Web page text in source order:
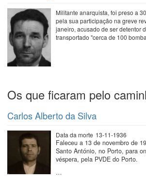
Militante anarquista, foi preso a
pela sua participação na greve
janeiro, acusado de ser detentor
transportado "cerca de 100
Paginação
Os que ficaram pelo
Carlos Alberto da Silva
Data da morte 13-11-1936
Faleceu a 13 de novembro de
Santo António, no Porto, para
véspera, pela PVDE do Porto.
…